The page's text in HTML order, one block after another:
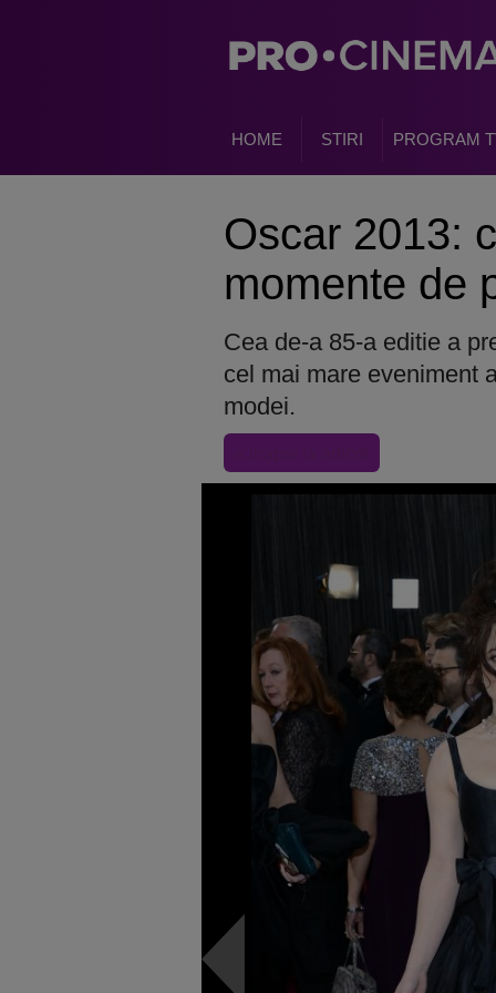
HOME STIRI PROGRAM
Oscar 2013:
momente de
Cea de-a 85-a editie a
cel mai mare eveniment
modei.